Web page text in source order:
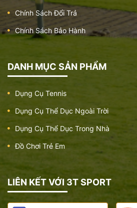
Chính Sách Đổi Trả
Chính Sách Bảo Hành
DANH MỤC SẢN PHẨM
Dụng Cụ Tennis
Dụng Cụ Thể Dục Ngoài Trời
Dụng Cụ Thể Dục Trong Nhà
Đồ Chơi Trẻ Em
LIÊN KẾT VỚI 3T SPORT